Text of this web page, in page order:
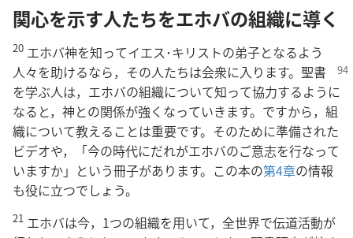
関心を示す人たちをエホバの組織に導く
20 エホバ神を知ってイエス･キリストの弟子となるよう
人々を助けるなら，その人たちは会衆に入ります。聖書
を学ぶ人は，エホバの組織について知って協力するように
なると，神との関係が強くなっていきます。ですから，組
織について教えることは重要です。そのために準備された
ビデオや，「今の時代にだれがエホバのご意志を行なって
いますか」という冊子があります。この本の第4章の情報
も役に立つでしょう。
21 エホバは今，1つの組織を用いて，全世界で伝道活動が